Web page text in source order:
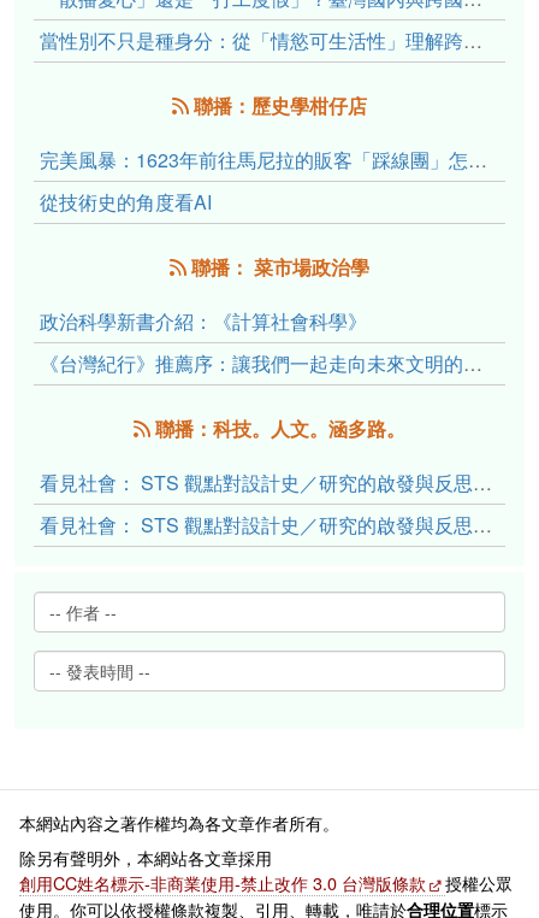
當性別不只是種身分：從「情慾可生活性」理解跨性別者的身體、慾望與認同探索
聯播：歷史學柑仔店
完美風暴：1623年前往馬尼拉的販客「踩線團」怎麼會困死於澎湖?
從技術史的角度看AI
聯播： 菜市場政治學
政治科學新書介紹：《計算社會科學》
《台灣紀行》推薦序：讓我們一起走向未來文明的備忘錄
聯播：科技。人文。涵多路。
看見社會： STS 觀點對設計史／研究的啟發與反思（下）
看見社會： STS 觀點對設計史／研究的啟發與反思（上）
本網站內容之著作權均為各文章作者所有。
除另有聲明外，本網站各文章採用
創用CC姓名標示-非商業使用-禁止改作 3.0 台灣版條款
授權公眾
使用。你可以依授權條款複製、引用、轉載，唯請於合理位置標示